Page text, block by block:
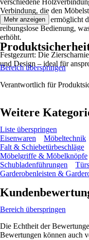
verschiedene
Verbindung, die den
verleiht. Zudem ermöglicht
reibungslose Bedienung,
erhöht.
Festgezurrt: Die
und Design – ideal für
Mehr anzeigen
Bereich überspringen
Verantwortlich für
Weitere
Liste überspringen
Eisenwaren
Möbeltechnik
Falt & Schiebetürbeschläge
Möbelgriffe & Möbelknöpfe
Schubladenführungen
Garderobenleisten &
Bereich überspringen
Die Echtheit der
Bewertungen können auch